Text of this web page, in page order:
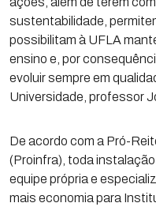
sustentabilidade,
possibilitam à UFLA
ensino e, por
evoluir sempre em
Universidade, professor
De acordo com a Pró-
(Proinfra), toda
equipe própria e
mais economia para